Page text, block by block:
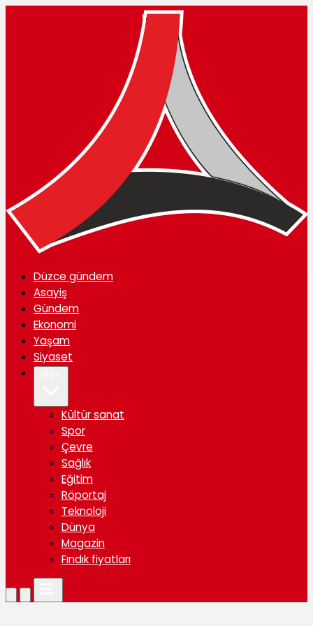
Düzce gündem
Asayiş
Gündem
Ekonomi
Yaşam
Siyaset
Kültür sanat
Spor
Çevre
Sağlık
Eğitim
Röportaj
Teknoloji
Dünya
Magazin
Fındık fiyatları